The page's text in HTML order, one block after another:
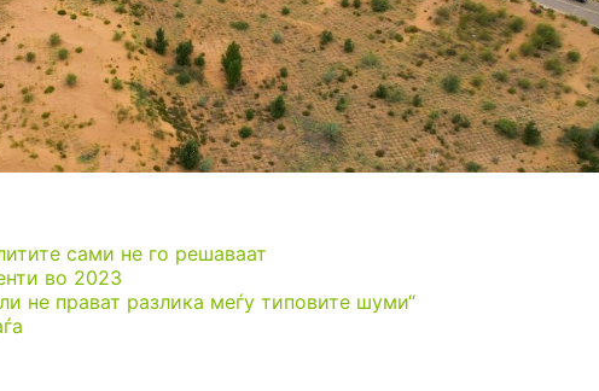
сами не го решаваат
во 2023
не прават разлика меѓу типовите шуми“